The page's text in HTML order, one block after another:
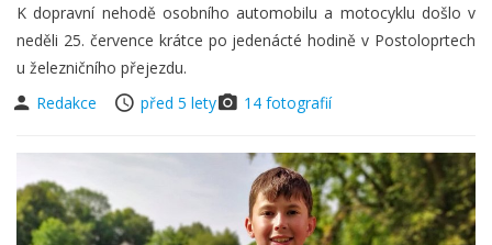
K dopravní nehodě osobního automobilu a motocyklu došlo v
neděli 25. července krátce po jedenácté hodině v Postoloprtech
u železničního přejezdu.
Redakce
před 5 lety 14 fotografií